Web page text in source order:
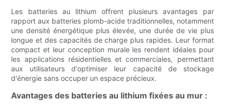
Les batteries au lithium offrent plusieurs avantages par
rapport aux batteries plomb-acide traditionnelles, notamment
une densité énergétique plus élevée, une durée de vie plus
longue et des capacités de charge plus rapides. Leur format
compact et leur conception murale les rendent idéales pour
les applications résidentielles et commerciales, permettant
aux utilisateurs d'optimiser leur capacité de stockage
d'énergie sans occuper un espace précieux.
Avantages des batteries au lithium fixées au mur :